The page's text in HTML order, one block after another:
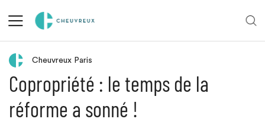
Retour aux actualités
Cheuvreux Paris
Copropriété : le temps de la
réforme a sonné !